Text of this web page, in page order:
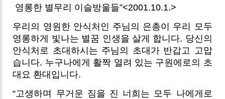
영롱한 별무리 이슬방울들”<2001.10.1.>
우리의 영원한 안식처인 주님의 은총이 우리 모두
영롱하게 빛나는 별꿈 인생을 살게 합니다. 당신의
안식처로 초대하시는 주님의 초대가 반갑고 고맙
습니다. 누구나에게 활짝 열려 있는 구원에로의 초
대요 환대입니다.
“고생하며 무거운 짐을 진 너희는 모두 나에게로